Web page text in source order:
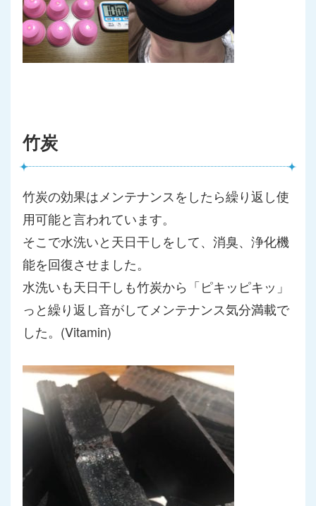
竹炭
竹炭の効果はメンテナンスをしたら繰り返し使
用可能と言われています。
そこで水洗いと天日干しをして、消臭、 浄化機
能を回復させました。
水洗いも天日干しも竹炭から「ピキッピキッ」
っと繰り返し音がしてメンテナンス気分満載で
した。(Vitamin)